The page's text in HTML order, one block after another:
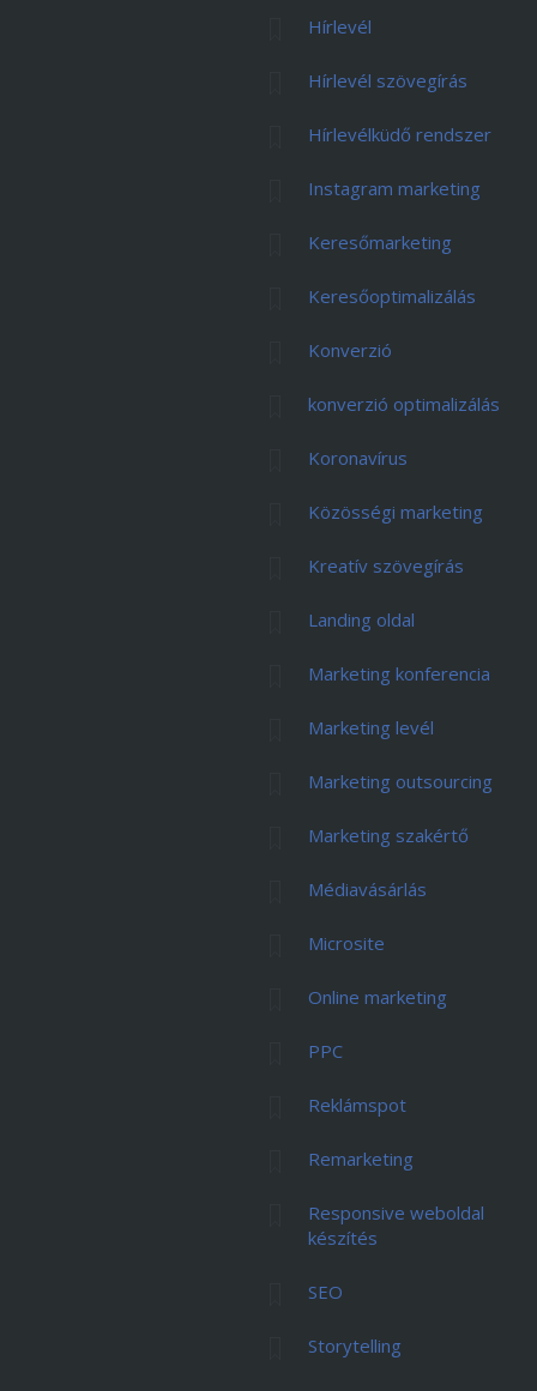
Hírlevél
Hírlevél szövegírás
Hírlevélküdő rendszer
Instagram marketing
Keresőmarketing
Keresőoptimalizálás
Konverzió
konverzió optimalizálás
Koronavírus
Közösségi marketing
Kreatív szövegírás
Landing oldal
Marketing konferencia
Marketing levél
Marketing outsourcing
Marketing szakértő
Médiavásárlás
Microsite
Online marketing
PPC
Reklámspot
Remarketing
Responsive weboldal
készítés
SEO
Storytelling